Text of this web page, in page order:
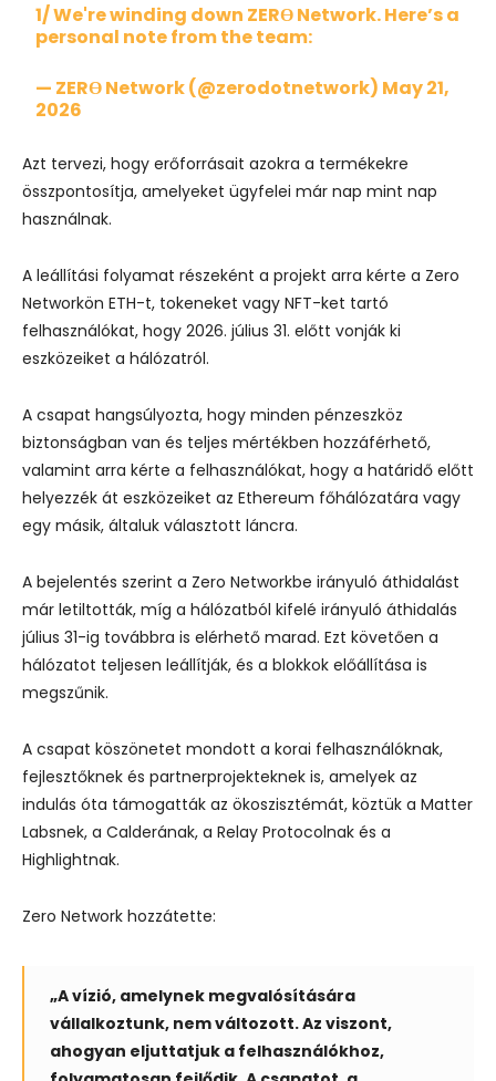
1/ We're winding down ZERϴ Network. Here’s a
personal note from the team:
— ZERϴ Network (@zerodotnetwork) May 21,
2026
Azt tervezi, hogy erőforrásait azokra a termékekre
összpontosítja, amelyeket ügyfelei már nap mint nap
használnak.
A leállítási folyamat részeként a projekt arra kérte a Zero
Networkön ETH-t, tokeneket vagy NFT-ket tartó
felhasználókat, hogy 2026. július 31. előtt vonják ki
eszközeiket a hálózatról.
A csapat hangsúlyozta, hogy minden pénzeszköz
biztonságban van és teljes mértékben hozzáférhető,
valamint arra kérte a felhasználókat, hogy a határidő előtt
helyezzék át eszközeiket az Ethereum főhálózatára vagy
egy másik, általuk választott láncra.
A bejelentés szerint a Zero Networkbe irányuló áthidalást
már letiltották, míg a hálózatból kifelé irányuló áthidalás
július 31-ig továbbra is elérhető marad. Ezt követően a
hálózatot teljesen leállítják, és a blokkok előállítása is
megszűnik.
A csapat köszönetet mondott a korai felhasználóknak,
fejlesztőknek és partnerprojekteknek is, amelyek az
indulás óta támogatták az ökoszisztémát, köztük a Matter
Labsnek, a Calderának, a Relay Protocolnak és a
Highlightnak.
Zero Network hozzátette:
„A vízió, amelynek megvalósítására
vállalkoztunk, nem változott. Az viszont,
ahogyan eljuttatjuk a felhasználókhoz,